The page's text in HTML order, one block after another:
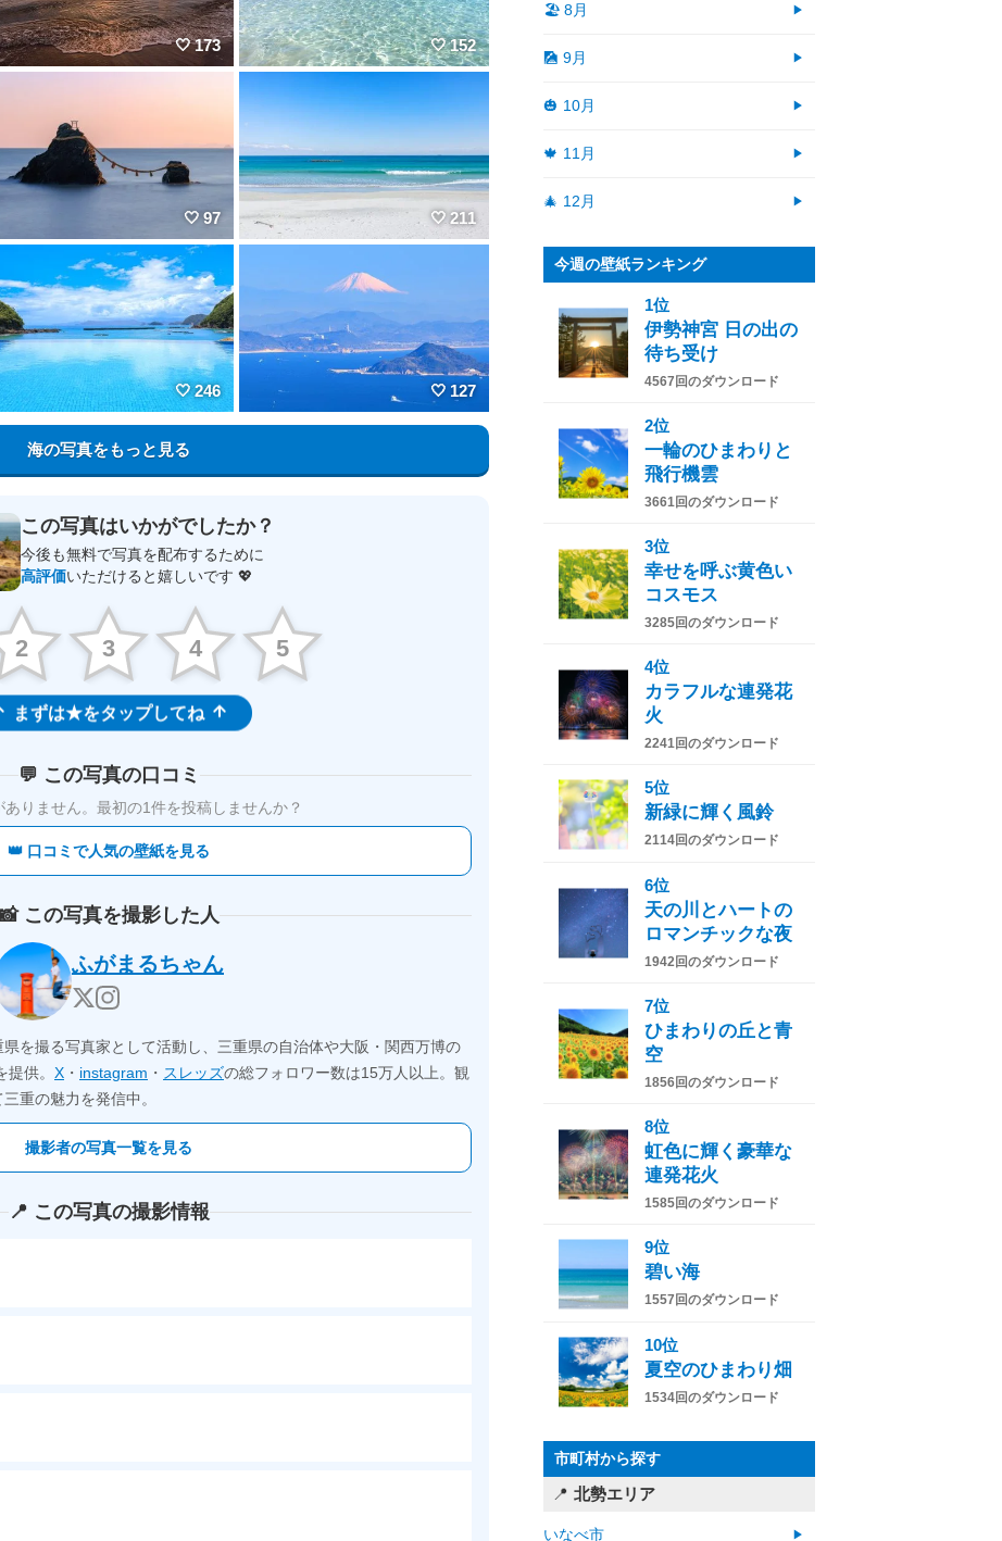
173 152
97 211
246 127
海の写真をもっと見る
この写真はいかがでしたか？
今後も無料で写真を配布するために
高評価いただけると嬉しいです 💖
2 3 4 5
まずは★をタップしてね
💬 この写真の口コミ
りません。 最初の1件を投稿しませんか？
👑 口コミで人気の壁紙を見る
この写真を撮影した人
ふがまるちゃん
を撮る写真家として活動し、三重県の自治体や大阪・関西万博の
供。 X ・ instagram ・ スレッズの総フォロワー数は15万人以上。観
三重の魅力を発信中。
撮影者の写真一覧を見る
📍 この写真の撮影情報
🏖 8月
🎑 9月
🎃 10月
🍁 11月
🎄 12月
今週の壁紙ランキング
1位
伊勢神宮 日の出の
待ち受け
4567回のダウンロード
2位
一輪のひまわりと
飛行機雲
3661回のダウンロード
3位
幸せを呼ぶ黄色い
コスモス
3285回のダウンロード
4位
カラフルな連発花
火
2241回のダウンロード
5位
新緑に輝く風鈴
2114回のダウンロード
6位
天の川とハートの
ロマンチックな夜
1942回のダウンロード
7位
ひまわりの丘と青
空
1856回のダウンロード
8位
虹色に輝く豪華な
連発花火
1585回のダウンロード
9位
碧い海
1557回のダウンロード
10位
夏空のひまわり畑
1534回のダウンロード
市町村から探す
北勢エリア
いなべ市